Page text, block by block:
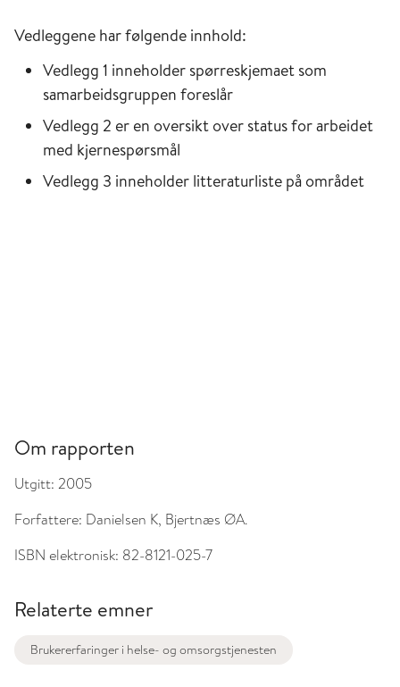
Vedleggene har følgende innhold:
Vedlegg 1 inneholder spørreskjemaet som
samarbeidsgruppen foreslår
Vedlegg 2 er en oversikt over status for arbeidet
med kjernespørsmål
Vedlegg 3 inneholder litteraturliste på området
Om rapporten
Utgitt: 2005
Forfattere: Danielsen K, Bjertnæs ØA.
ISBN elektronisk: 82-8121-025-7
Relaterte emner
Brukererfaringer i helse- og omsorgstjenesten